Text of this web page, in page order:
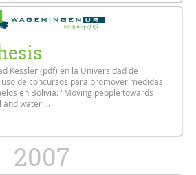
Kessler (pdf) en la Universidad de
de concursos para promover medidas
en Bolivia: "Moving people towards
and water ...
2007